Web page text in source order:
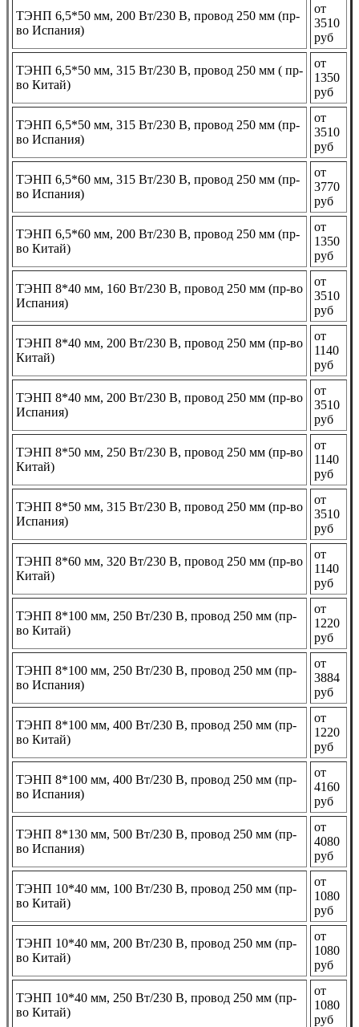
ТЭНП 6,5*50 мм, 200 Вт/230 В, провод 250 мм (пр-
во Испания)
от
3510
руб
ТЭНП 6,5*50 мм, 315 Вт/230 В, провод 250 мм ( пр-
во Китай)
от
1350
руб
ТЭНП 6,5*50 мм, 315 Вт/230 В, провод 250 мм (пр-
во Испания)
от
3510
руб
ТЭНП 6,5*60 мм, 315 Вт/230 В, провод 250 мм (пр-
во Испания)
от
3770
руб
ТЭНП 6,5*60 мм, 200 Вт/230 В, провод 250 мм (пр-
во Китай)
от
1350
руб
ТЭНП 8*40 мм, 160 Вт/230 В, провод 250 мм (пр-во
Испания)
от
3510
руб
ТЭНП 8*40 мм, 200 Вт/230 В, провод 250 мм (пр-во
Китай)
от
1140
руб
ТЭНП 8*40 мм, 200 Вт/230 В, провод 250 мм (пр-во
Испания)
от
3510
руб
ТЭНП 8*50 мм, 250 Вт/230 В, провод 250 мм (пр-во
Китай)
от
1140
руб
ТЭНП 8*50 мм, 315 Вт/230 В, провод 250 мм (пр-во
Испания)
от
3510
руб
ТЭНП 8*60 мм, 320 Вт/230 В, провод 250 мм (пр-во
Китай)
от
1140
руб
ТЭНП 8*100 мм, 250 Вт/230 В, провод 250 мм (пр-
во Китай)
от
1220
руб
ТЭНП 8*100 мм, 250 Вт/230 В, провод 250 мм (пр-
во Испания)
от
3884
руб
ТЭНП 8*100 мм, 400 Вт/230 В, провод 250 мм (пр-
во Китай)
от
1220
руб
ТЭНП 8*100 мм, 400 Вт/230 В, провод 250 мм (пр-
во Испания)
от
4160
руб
ТЭНП 8*130 мм, 500 Вт/230 В, провод 250 мм (пр-
во Испания)
от
4080
руб
ТЭНП 10*40 мм, 100 Вт/230 В, провод 250 мм (пр-
во Китай)
от
1080
руб
ТЭНП 10*40 мм, 200 Вт/230 В, провод 250 мм (пр-
во Китай)
от
1080
руб
ТЭНП 10*40 мм, 250 Вт/230 В, провод 250 мм (пр-
во Китай)
от
1080
руб